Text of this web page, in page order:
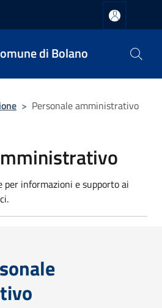
di Bolano
> Personale amministrativo
per informazioni e supporto ai